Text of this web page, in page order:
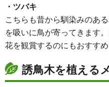
・ツバキ
こちらも昔から馴染みのあ
を吸いに鳥が寄ってきます
花を観賞するのにもおすすめ
誘鳥木を植える